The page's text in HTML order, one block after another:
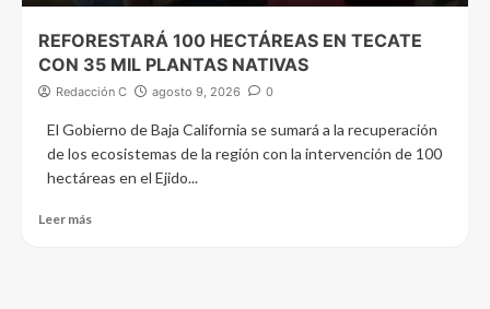
REFORESTARÁ 100 HECTÁREAS EN TECATE
CON 35 MIL PLANTAS NATIVAS
Redacción C agosto 9, 2026 0
El Gobierno de Baja California se sumará a la recuperación
de los ecosistemas de la región con la intervención de 100
hectáreas en el Ejido...
Leer más